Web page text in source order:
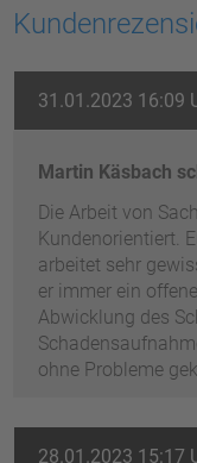
31.01.2023 16:09
Martin Käsbach
Die Arbeit von
Kundenorientiert.
arbeitet sehr
er immer ein
Abwicklung des
ohne Probleme
28.01.2023 15:17